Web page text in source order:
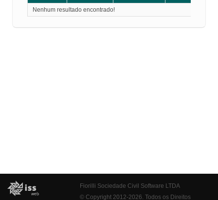
Nenhum resultado encontrado!
Fiorilli Sociedade Civil Software LTDA
© Copyright 2012-2026. Todos os Direitos